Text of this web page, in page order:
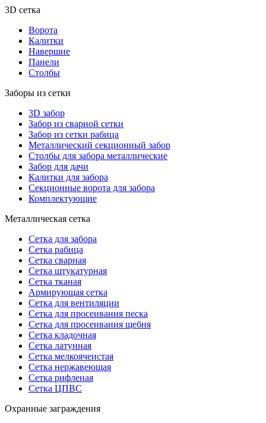
3D сетка
Ворота
Калитки
Навершие
Панели
Столбы
Заборы из сетки
3D забор
Забор из сварной сетки
Забор из сетки рабица
Металлический секционный забор
Столбы для забора металлические
Забор для дачи
Калитки для забора
Секционные ворота для забора
Комплектующие
Металлическая сетка
Сетка для забора
Сетка рабица
Сетка сварная
Сетка штукатурная
Сетка тканая
Армирующая сетка
Сетка для вентиляции
Сетка для просеивания песка
Сетка для просеивания щебня
Сетка кладочная
Сетка латунная
Сетка мелкоячеистая
Сетка нержавеющая
Сетка рифленая
Сетка ЦПВС
Охранные заграждения